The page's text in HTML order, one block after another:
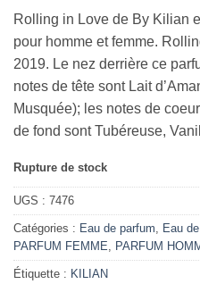
Rolling in Love de By Kilian
pour homme et femme.
2019. Le nez derrière ce
notes de tête sont Lait
Musquée); les notes de
de fond sont Tubéreuse,
Rupture de stock
UGS : 7476
Catégories : Eau de parfum Eau
PARFUM FEMME
PARFUM
Étiquette : KILIAN